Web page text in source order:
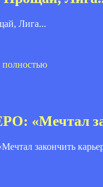
полностью
«Мечтал